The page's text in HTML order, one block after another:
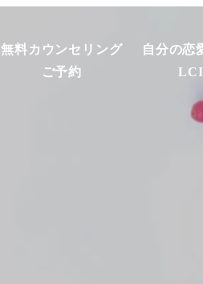
無料カウンセリング
ご予約
自分の恋